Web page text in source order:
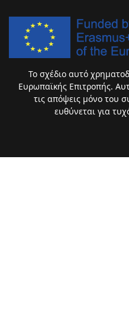
Το σχέδιο αυτό
Ευρωπαϊκής Επιτροπής.
τις απόψεις μόνο του
ευθύνεται για